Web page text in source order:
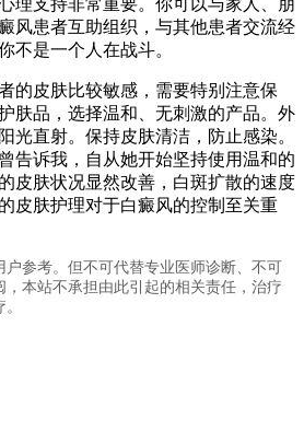
风患者互助组织，与其他患者交流经
不是一个人在战斗。
的皮肤比较敏感，需要特别注意保
肤品，选择温和、无刺激的产品。外
光直射。保持皮肤清洁，防止感染。
告诉我，自从她开始坚持使用温和的
皮肤状况显然改善，白斑扩散的速度
皮肤护理对于白癜风的控制至关重
参考。但不可代替专业医师诊断、不可
本站不承担由此引起的相关责任，治疗